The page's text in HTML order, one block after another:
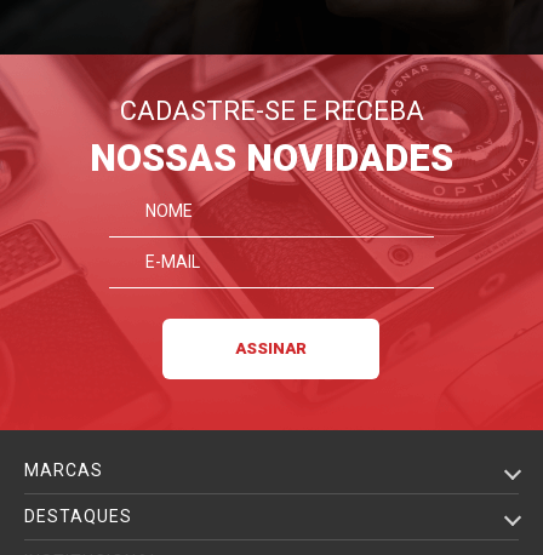
CADASTRE-SE E RECEBA
NOSSAS NOVIDADES
MARCAS
DESTAQUES